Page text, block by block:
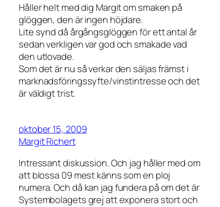
Håller helt med dig Margit om smaken på
glöggen, den är ingen höjdare.
Lite synd då årgångsglöggen för ett antal år
sedan verkligen var god och smakade vad
den utlovade.
Som det är nu så verkar den säljas främst i
marknadsföringssyfte/vinstintresse och det
är väldigt trist.
oktober 15, 2009
Margit Richert
Intressant diskussion. Och jag håller med om
att blossa 09 mest känns som en ploj
numera. Och då kan jag fundera på om det är
Systembolagets grej att exponera stort och